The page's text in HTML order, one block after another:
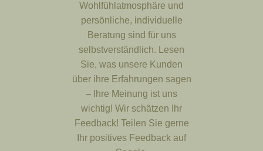
Wohlfühlatmosphäre und
persönliche, individuelle
Beratung sind für uns
selbstverständlich. Lesen
Sie, was unsere Kunden
über ihre Erfahrungen sagen
– Ihre Meinung ist uns
wichtig! Wir schätzen Ihr
Feedback! Teilen Sie gerne
Ihr positives Feedback auf